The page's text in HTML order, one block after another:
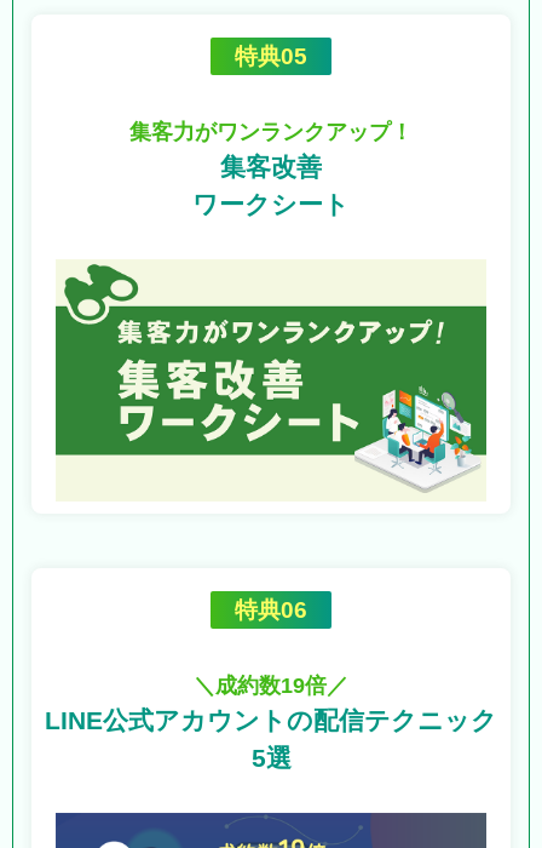
特典05
集客力がワンランクアップ！
集客改善
ワークシート
特典06
＼成約数19倍／
LINE公式アカウントの配信テクニック
5選